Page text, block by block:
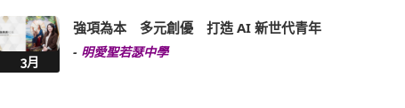
3月
強項為本 多元創優 打造 AI 新世代青年
- 明愛聖若瑟中學